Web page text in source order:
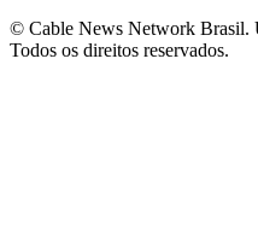
© Cable News Network
Todos os direitos reservados.